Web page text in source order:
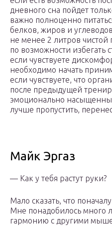
дневного сна пойдет
важно полноценно
белков, жиров и
не менее 2 литров чистой
по возможности избегать
если чувствуете
необходимо начать
если чувствуете, что
после предыдущей
эмоционально
лучше пропустить,
Майк Эргаз
— Как у тебя растут руки?
Мало сказать, что
Мне понадобилось много
гармонию с другими